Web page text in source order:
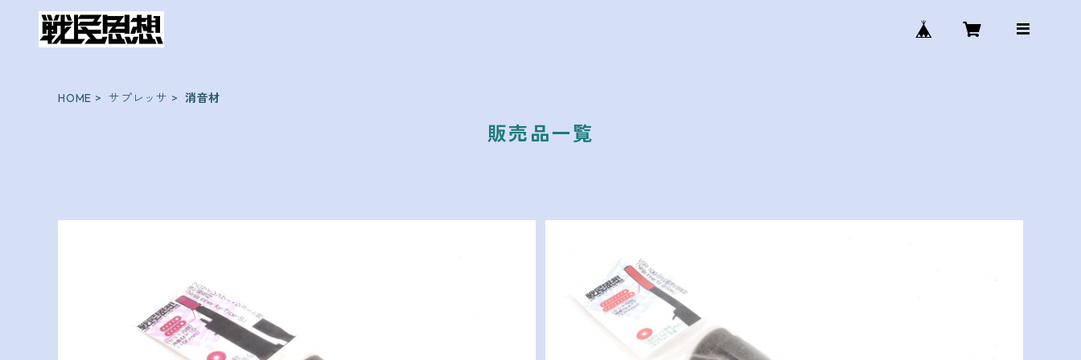
HOME サプレッサ 消音材
販売品一覧